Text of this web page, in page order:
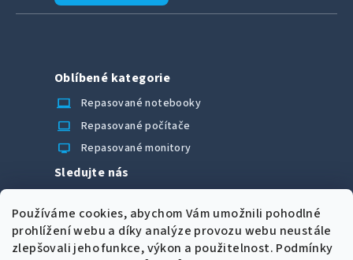
Používáme cookies, abychom Vám umožnili pohodlné
prohlížení webu a díky analýze provozu webu neustále
zlepšovali jeho funkce, výkon a použitelnost. Podmínky
Oblíbené kategorie
laptop_chromebook
Repasované notebooky
computer Repasované počítače
monitor Repasované monitory
Sledujte nás
Možnosti úhrady